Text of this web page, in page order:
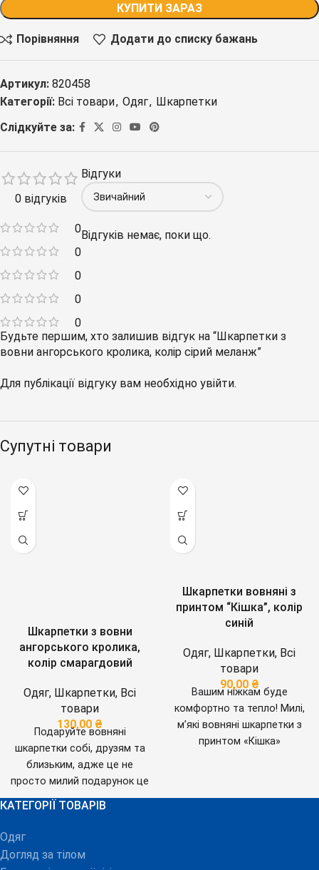
КУПИТИ ЗАРАЗ
Порівняння Додати до списку бажань
Артикул: 820458
Категорії: Всі товари, Одяг, Шкарпетки
Слідкуйте за:
0 відгуків
0
0
0
0
0
Відгуки
Відгуків немає, поки що.
Будьте першим, хто залишив відгук на “Шкарпетки з
вовни ангорського кролика, колір сірий меланж”
Для публікації відгуку вам необхідно увійти.
Супутні товари
Шкарпетки з вовни
ангорського кролика,
колір смарагдовий
Одяг, Шкарпетки, Всі
товари
130,00 ₴
Подаруйте вовняні
шкарпетки собі, друзям та
близьким, адже це не
просто милий подарунок це
прояв турботи.МАТЕРІАЛ:
виробництва - Китай
Шкарпетки вовняні з
принтом “Кішка”, колір
синій
Одяг, Шкарпетки, Всі
товари
90,00 ₴
Вашим ніжкам буде
комфортно та тепло! Милі,
м’які вовняні шкарпетки з
принтом «Кішка»
КАТЕГОРІЇ ТОВАРІВ
Одяг
Догляд за тілом